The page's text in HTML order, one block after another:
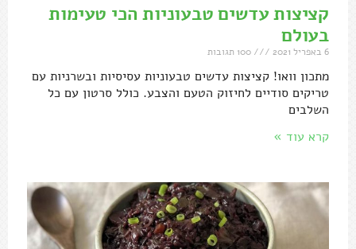
קציצות עדשים טבעוניות הכי טעימות
בעולם
6 באפריל 2021
מתכון וואו! קציצות עדשים טבעוניות עסיסיות ובשרניות עם
טריקים סודיים לחיזוק הטעם והצבע. כולל סרטון עם כל
השלבים
קרא עוד »